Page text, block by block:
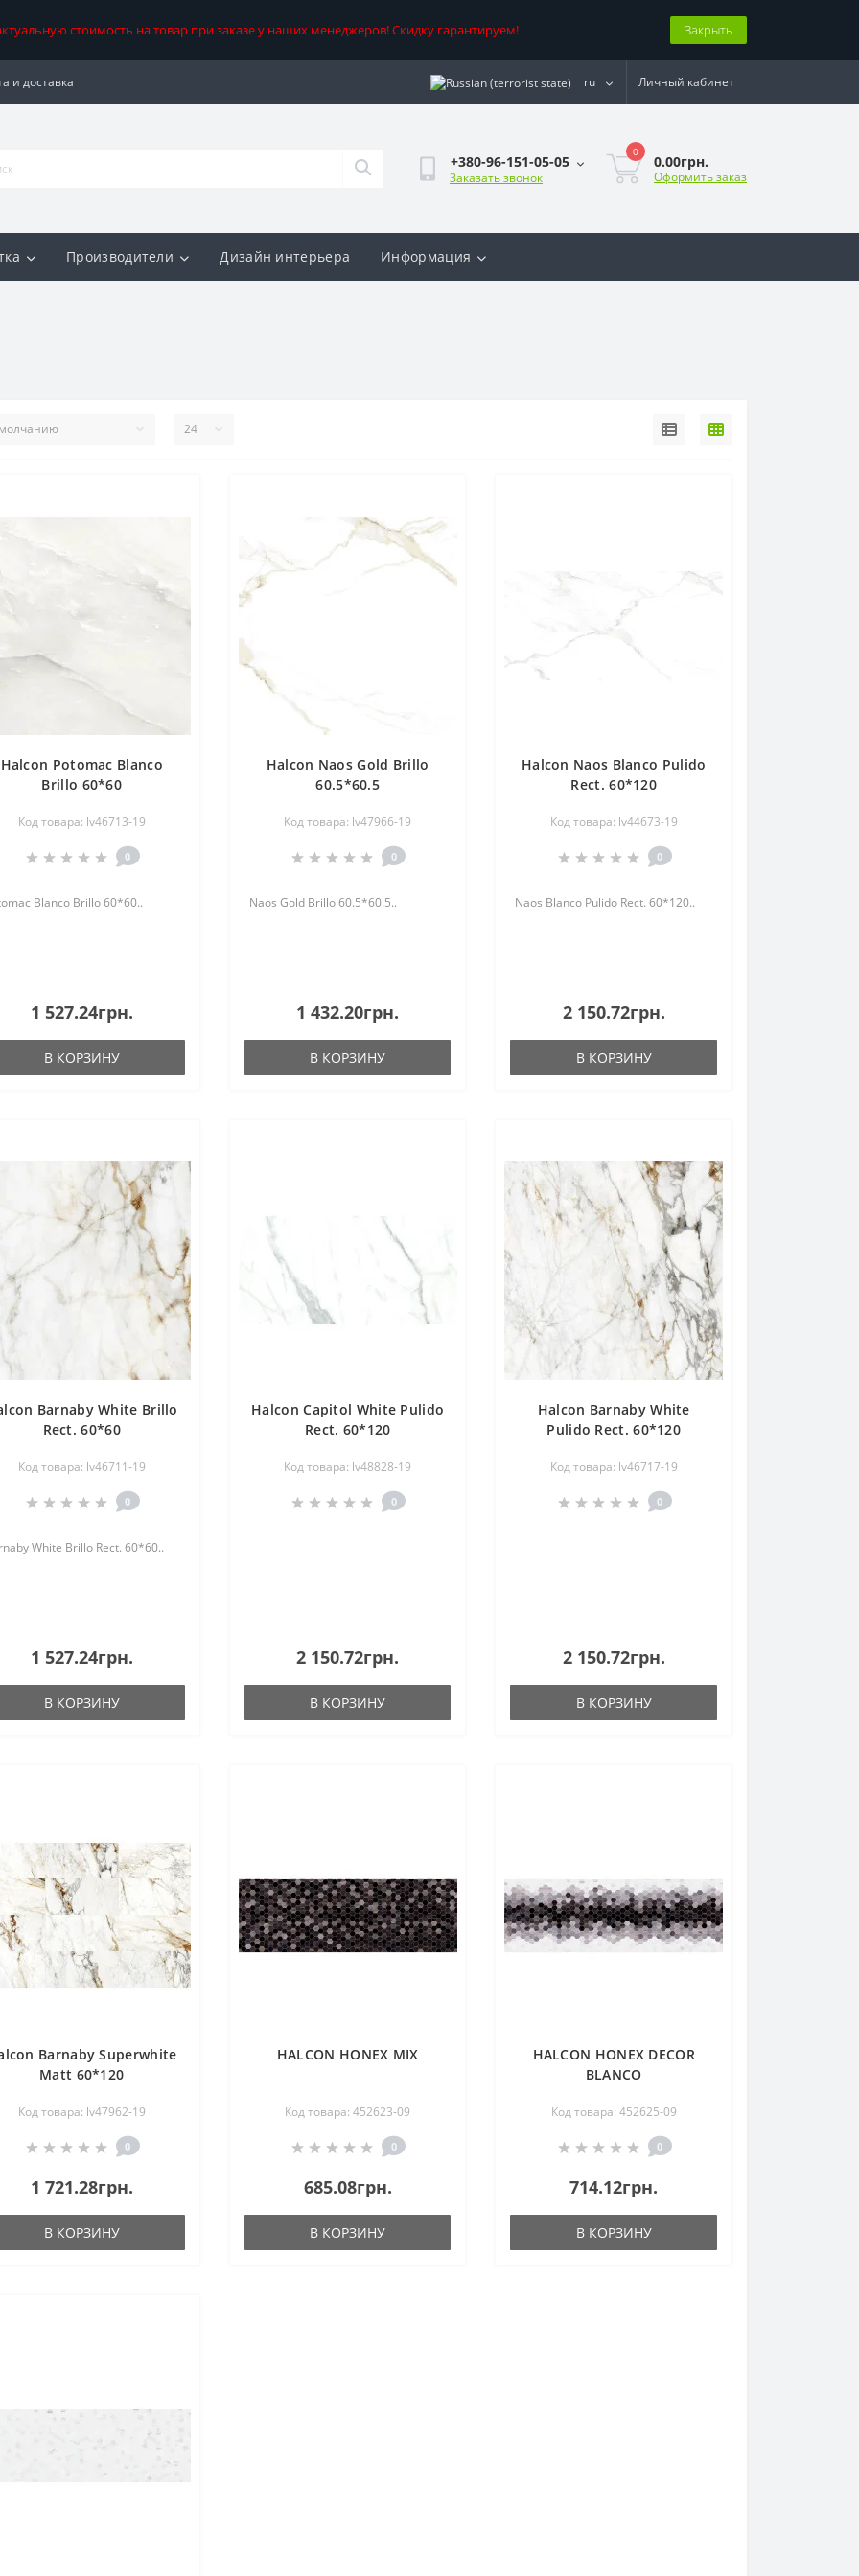
стоимость на товар при заказе у наших менеджеров! Скидку гарантируем! Закрыть
и доставка ru Личный кабинет
+380-96-151-05-05
Заказать звонок
0
0.00грн.
Оформить заказ
Производители Дизайн интерьера Информация
Halcon Potomac Blanco
Brillo 60*60
Код товара: lv46713-19
0
Blanco Brillo 60*60..
1 527.24грн.
В КОРЗИНУ
Halcon Naos Gold Brillo
60.5*60.5
Код товара: lv47966-19
0
Naos Gold Brillo 60.5*60.5..
1 432.20грн.
В КОРЗИНУ
Halcon Naos Blanco Pulido
Rect. 60*120
Код товара: lv44673-19
0
Naos Blanco Pulido Rect. 60*120..
2 150.72грн.
В КОРЗИНУ
Barnaby White Brillo
Rect. 60*60
Код товара: lv46711-19
0
White Brillo Rect. 60*60..
1 527.24грн.
В КОРЗИНУ
Halcon Capitol White Pulido
Rect. 60*120
Код товара: lv48828-19
0
2 150.72грн.
В КОРЗИНУ
Halcon Barnaby White
Pulido Rect. 60*120
Код товара: lv46717-19
0
2 150.72грн.
В КОРЗИНУ
Barnaby Superwhite
Matt 60*120
Код товара: lv47962-19
0
1 721.28грн.
В КОРЗИНУ
HALCON HONEX MIX
Код товара: 452623-09
0
685.08грн.
В КОРЗИНУ
HALCON HONEX DECOR
BLANCO
Код товара: 452625-09
0
714.12грн.
В КОРЗИНУ